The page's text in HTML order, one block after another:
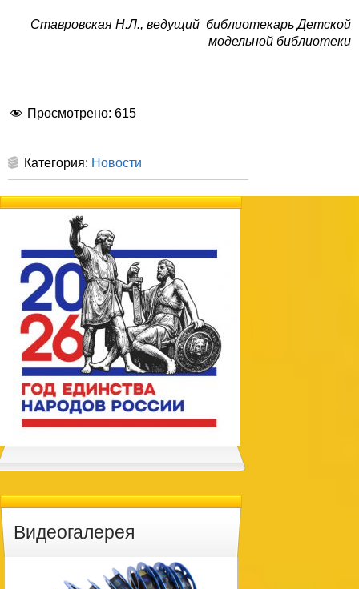
Ставровская Н.Л., ведущий библиотекарь Детской
модельной библиотеки
Просмотрено: 615
Категория: Новости
Видеогалерея